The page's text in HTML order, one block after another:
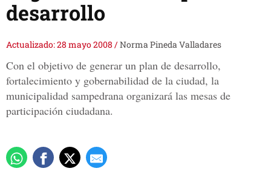
desarrollo
Actualizado: 28 mayo 2008 /Norma Pineda Valladares
Con el objetivo de generar un plan de desarrollo,
fortalecimiento y gobernabilidad de la ciudad, la
municipalidad sampedrana organizará las mesas de
participación ciudadana.